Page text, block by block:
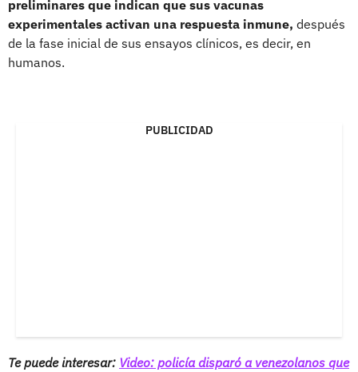
preliminares que indican que sus vacunas
experimentales activan una respuesta inmune, después
de la fase inicial de sus ensayos clínicos, es decir, en
humanos.
PUBLICIDAD
Te puede interesar: Video: policía disparó a venezolanos que